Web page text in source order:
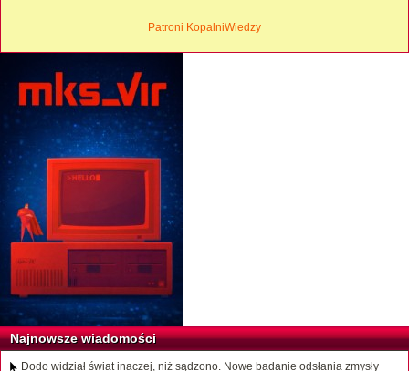
Patroni KopalniWiedzy
Najnowsze wiadomości
Dodo widział świat inaczej, niż sądzono. Nowe badanie odsłania zmysły